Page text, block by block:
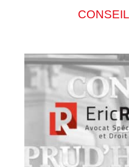
CONSEIL